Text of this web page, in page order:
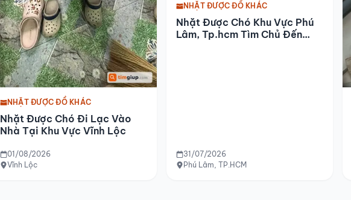
NHẶT ĐƯỢC ĐỒ KHÁC
Nhặt Được Chó Đi Lạc Vào
Nhà Tại Khu Vực Vĩnh Lộc
01/08/2026
Vĩnh Lộc
NHẶT ĐƯỢC ĐỒ KHÁC
Nhặt Được Chó Khu Vực Phú
Lâm, Tp.hcm Tìm Chủ Đến
31/07/2026
Phú Lâm, TP.HCM